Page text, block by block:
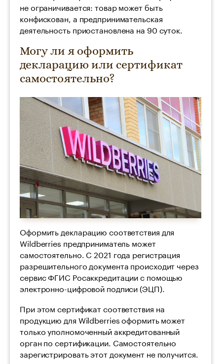
не ограничивается: товар может быть
конфискован, а предпринимательская
деятельность приостановлена на 90 суток.
Могу ли я оформить
декларацию или сертификат
самостоятельно?
Оформить декларацию соответствия для
Wildberries предприниматель может
самостоятельно. С 2021 года регистрация
разрешительного документа происходит через
сервис ФГИС Росаккредитации с помощью
электронно-цифровой подписи (ЭЦП).
При этом сертификат соответствия на
продукцию для Wildberries оформить может
только уполномоченный аккредитованный
орган по сертификации. Самостоятельно
зарегистрировать этот документ не получится.